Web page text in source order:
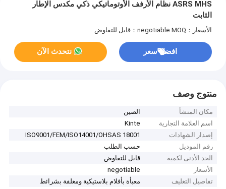
ASRS MHS نظام الأرفف الأوتوماتيكي ذكي مكدس الإطار
الثابت
الأسعار：negotiable MOQ：قابل للتفاوض
افضل سعر نتحدث الآن
منتوج وصف
مكان المنشأ
الصين
اسم العلامة التجارية
Kinte
إصدار الشهادات
ISO9001/FEM/ISO14001/OHSAS 18001
رقم الموديل
حسب الطلب
الحد الأدنى لكمية
قابل للتفاوض
الأسعار
negotiable
تفاصيل التغليف
معبأة بأفلام بلاستيكية ومغلفة بشرائط